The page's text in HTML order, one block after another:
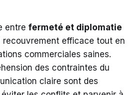
entre fermeté et diplomatie
recouvrement efficace tout en
commerciales saines.
des contraintes du
claire sont des